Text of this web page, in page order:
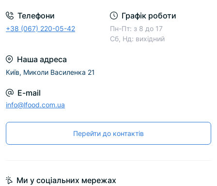
Телефони
+38 (067) 220-05-42
Графік роботи
Пн-Пт: з 8 до 17
Сб, Нд: вихідний
Наша адреса
Київ, Миколи Василенка 21
E-mail
info@lfood.com.ua
Перейти до контактів
Ми у соціальних мережах